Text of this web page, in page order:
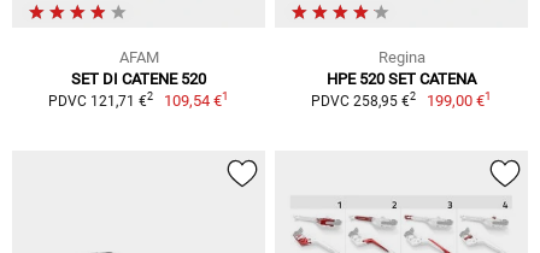
AFAM
SET DI CATENE 520
PDVC 121,71 €2 109,54 €1
Regina
HPE 520 SET CATENA
PDVC 258,95 €2 199,00 €1